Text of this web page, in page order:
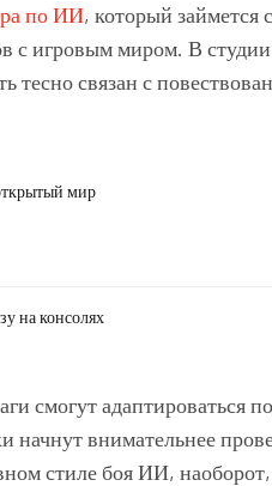
по ИИ, который займется
с игровым миром. В
тесно связан с
мир
на консолях
смогут адаптироваться
начнут внимательнее
стиле боя ИИ, наоборот,